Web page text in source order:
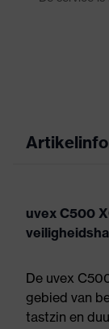
uvex C500
De uvex
gebied van
tastzin en